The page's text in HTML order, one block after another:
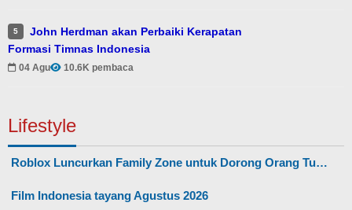
5
John Herdman akan Perbaiki Kerapatan
Formasi Timnas Indonesia
04 Agu 10.6K pembaca
Lifestyle
Roblox Luncurkan Family Zone untuk Dorong Orang Tu…
Film Indonesia tayang Agustus 2026